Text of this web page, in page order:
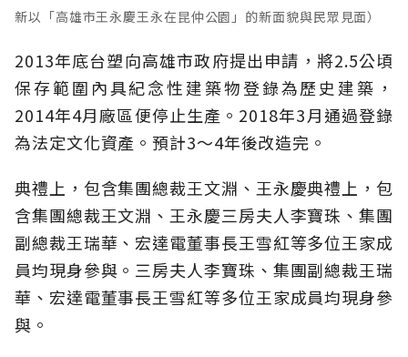
新以「高雄市王永慶王永在昆仲公園」的新面貌與民眾見面）
2013年底台塑向高雄市政府提出申請，將2.5公頃
保存範圍內具紀念性建築物登錄為歷史建築，
2014年4月廠區便停止生產。2018年3月通過登錄
為法定文化資產。預計3～4年後改造完。
典禮上，包含集團總裁王文淵、王永慶典禮上，包
含集團總裁王文淵、王永慶三房夫人李寶珠、集團
副總裁王瑞華、宏達電董事長王雪紅等多位王家成
員均現身參與。三房夫人李寶珠、集團副總裁王瑞
華、宏達電董事長王雪紅等多位王家成員均現身參
與。